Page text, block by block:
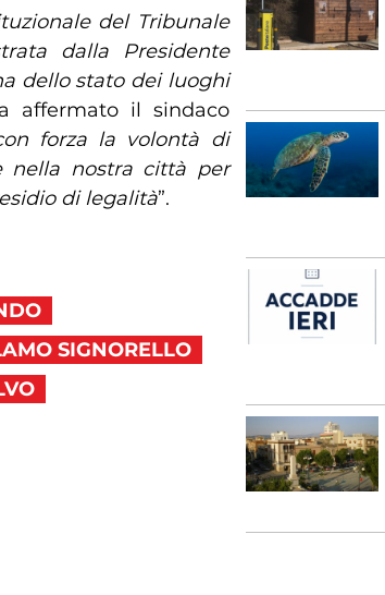
del Tribunale
dalla Presidente
dello stato dei luoghi
affermato il sindaco
forza la volontà di
nella nostra città per
di legalità”.
SIGNORELLO